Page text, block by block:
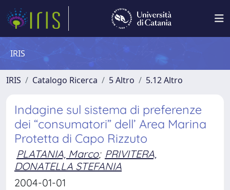
IRIS
IRIS Catalogo Ricerca 5 Altro 5.12 Altro
Indagine sul sistema di preferenze
dei “consumatori” dell’ Area Marina
Protetta di Capo Rizzuto
PLATANIA, Marco; PRIVITERA,
DONATELLA STEFANIA
2004-01-01